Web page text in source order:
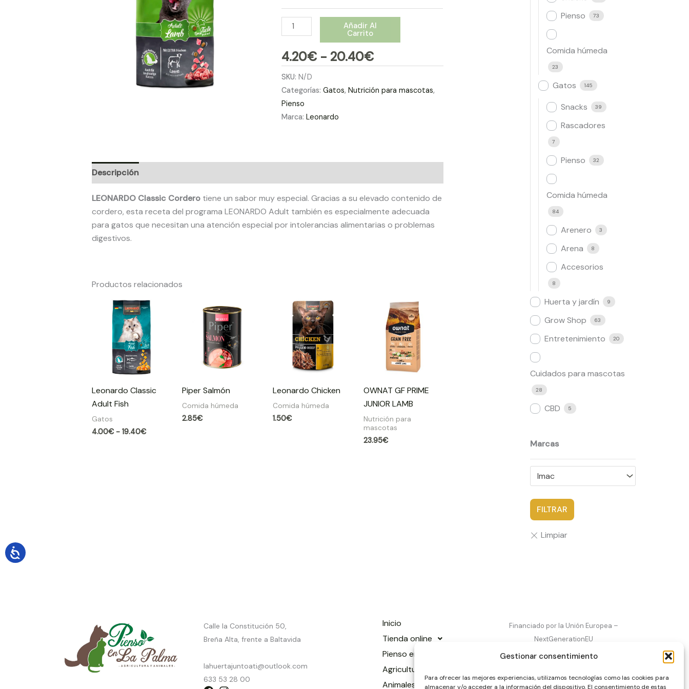
Gestionar consentimiento
Para ofrecer las mejores experiencias, utilizamos tecnologías como las cookies para
almacenar y/o acceder a la información del dispositivo. El consentimiento de estas
Añadir Al
Carrito
4.20€ - 20.40€
SKU:N/D
Categorías:Gatos,Nutrición para mascotas,
Pienso
Marca:Leonardo
Descripción
LEONARDO Classic Corderotiene un sabor muy especial. Gracias a su elevado contenido de
cordero, esta receta del programa LEONARDO Adult también es especialmente adecuada
para gatos que necesitan una atención especial por intolerancias alimentarias o problemas
digestivos.
Productos relacionados
Leonardo Classic
Adult Fish
Gatos
4.00€ - 19.40€
Rango
de
precios:
desde
4.00€
hasta
19.40€
Piper Salmón
Comida húmeda
2.85€
Leonardo Chicken
Comida húmeda
1.50€
OWNAT GF PRIME
JUNIOR LAMB
Nutrición para
mascotas
23.95€
Pienso 73
Comida húmeda
23
Gatos 145
Snacks 39
Rascadores
7
Pienso 32
Comida húmeda
84
Arenero 3
Arena 8
Accesorios
8
Huerta y jardín 9
Grow Shop​ 63
Entretenimiento 20
Cuidados para mascotas
28
CBD 5
Marcas
Imac
FILTRAR
Calle la Constitución 50,
Breña Alta, frente a Baltavida
lahuertajuntoati@outlook.com
633 53 28 00
Inicio
Tienda online
Pienso en La Palma
Agricultura
Animales
Financiado por la Unión Europea –
NextGenerationEU